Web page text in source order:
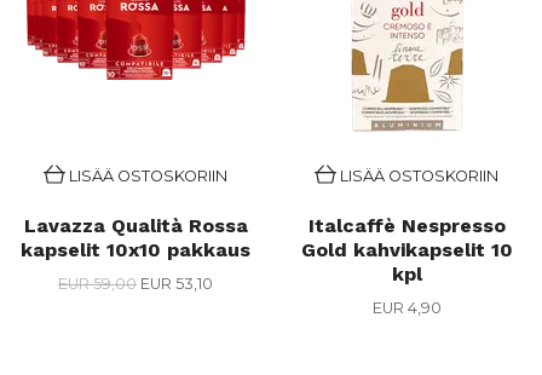
LISÄÄ OSTOSKORIIN
Lavazza Qualità Rossa
kapselit 10x10 pakkaus
EUR 59,00 EUR 53,10
LISÄÄ OSTOSKORIIN
Italcaffè Nespresso
Gold kahvikapselit 10
kpl
EUR 4,90